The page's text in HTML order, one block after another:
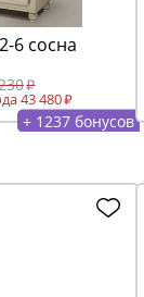
Сервант Валенсия 2-6 сосна
43 480
+ 1237 бонусов